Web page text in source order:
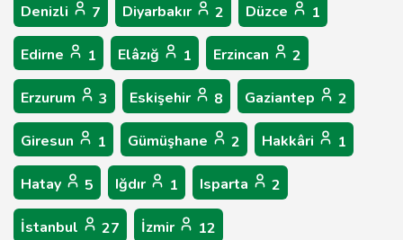
Denizli 7 Diyarbakır 2 Düzce 1
Edirne 1 Elâzığ 1 Erzincan 2
Erzurum 3 Eskişehir 8 Gaziantep 2
Giresun 1 Gümüşhane 2 Hakkâri 1
Hatay 5 Iğdır 1 Isparta 2
İstanbul 27 İzmir 12